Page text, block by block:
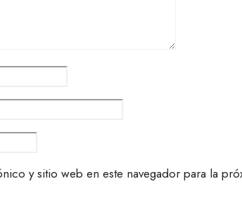
y sitio web en este navegador para la